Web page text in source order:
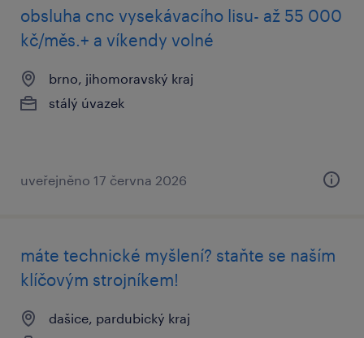
obsluha cnc vysekávacího lisu- až 55 000
kč/měs.+ a víkendy volné
brno, jihomoravský kraj
stálý úvazek
uveřejněno 17 června 2026
máte technické myšlení? staňte se naším
klíčovým strojníkem!
dašice, pardubický kraj